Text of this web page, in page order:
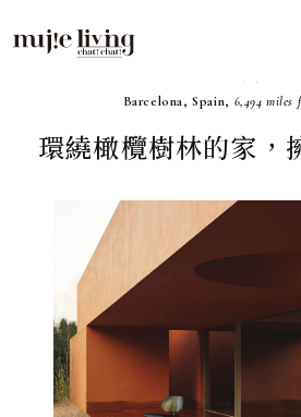
Barcelona, Spain, 6,494 miles
環繞橄欖樹林的家，